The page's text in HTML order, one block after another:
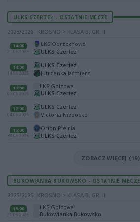
ULKS CZERTEŻ - OSTATNIE MECZE
2025/2026 · KROSNO > KLASA B, GR. II
14:00
21.06.2026
LKS Odrzechowa
ULKS Czerteż
14:00
14.06.2026
ULKS Czerteż
Jutrzenka Jaćmierz
13:00
07.06.2026
LKS Golcowa
ULKS Czerteż
12:00
04.06.2026
ULKS Czerteż
Victoria Niebocko
15:30
30.05.2026
Orion Pielnia
ULKS Czerteż
ZOBACZ WIĘCEJ (19)
BUKOWIANKA BUKOWSKO - OSTATNIE MECZE
2025/2026 · KROSNO > KLASA B, GR. II
13:00
21.06.2026
LKS Golcowa
Bukowianka Bukowsko